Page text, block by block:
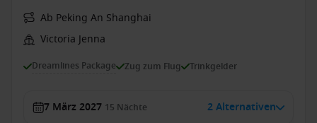
Ab Peking An Shanghai
Victoria Jenna
Dreamlines Package Zug zum Flug Trinkgelder
7 März 2027 15 Nächte 2 Alternativen